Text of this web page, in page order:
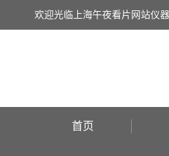
欢迎光临上海午夜看片网站仪
首页